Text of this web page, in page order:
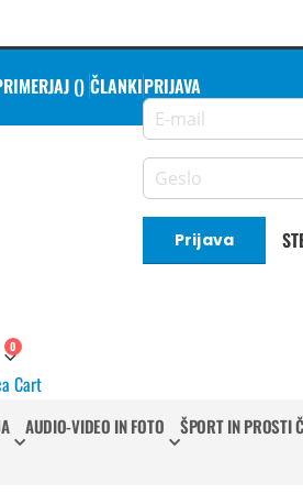
() ČLANKIPRIJAVA
Prijava
0izdelki
Cart
AUDIO-VIDEO IN FOTO ŠPORT IN PROSTI